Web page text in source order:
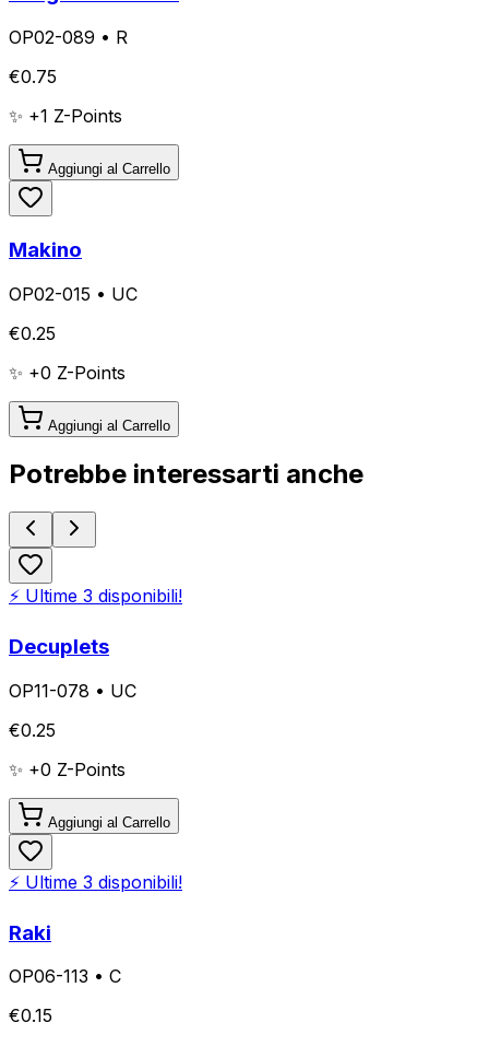
OP02-089 • R
€0.75
✨ +1 Z-Points
Aggiungi al Carrello
Makino
OP02-015 • UC
€0.25
✨ +0 Z-Points
Aggiungi al Carrello
Potrebbe interessarti anche
⚡ Ultime 3 disponibili!
Decuplets
OP11-078 • UC
€0.25
✨ +0 Z-Points
Aggiungi al Carrello
⚡ Ultime 3 disponibili!
Raki
OP06-113 • C
€0.15